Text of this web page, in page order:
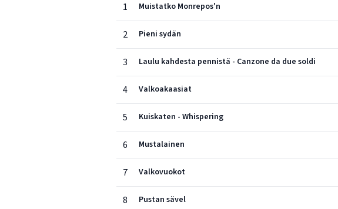
1
Muistatko Monrepos'n
2 Pieni sydän
3 Laulu kahdesta pennistä - Canzone da due soldi
4 Valkoakaasiat
5 Kuiskaten - Whispering
6 Mustalainen
7 Valkovuokot
8 Pustan sävel